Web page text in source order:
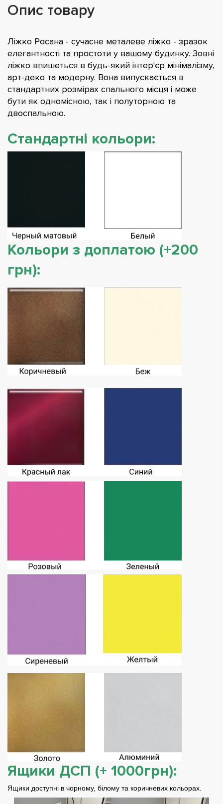
Опис товару
Ліжко Росана - сучасне металеве ліжко - зразок
елегантності та простоти у вашому будинку. Зовні
ліжко впишеться в будь-який інтер'єр мінімалізму,
арт-деко та модерну. Вона випускається в
стандартних розмірах спального місця і може
бути як одномісною, так і полуторною та
двоспальною.
Стандартні кольори:
Кольори з доплатою (+200
грн):
Ящики ДСП (+ 1000грн):
Ящики доступні в чорному, білому та коричневих кольорах.